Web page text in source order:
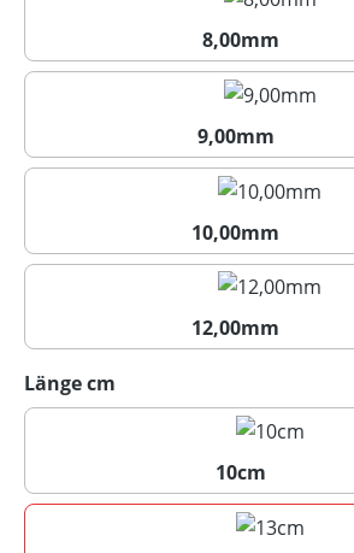
8,00mm
8,00mm
9,00mm
9,00mm
10,00mm
10,00mm
12,00mm
Länge cm
10cm
10cm